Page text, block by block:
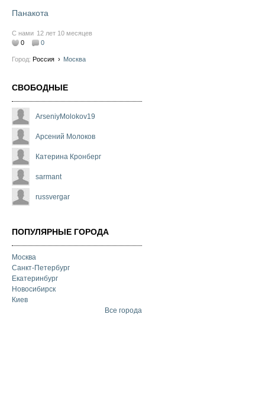
Панакота
С нами 12 лет 10 месяцев
0
0
Город: Россия › Москва
СВОБОДНЫЕ
ArseniyMolokov19
Арсений Молоков
Катерина Кронберг
sarmant
russvergar
ПОПУЛЯРНЫЕ ГОРОДА
Москва
Санкт-Петербург
Екатеринбург
Новосибирск
Киев
Все города